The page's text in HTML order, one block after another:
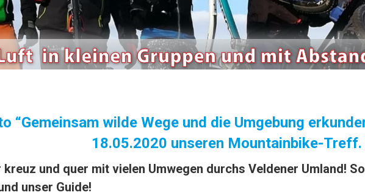
“Gemeinsam wilde Wege und die Umgebung
18.05.2020 unseren Mountainbike-Treff.
und quer mit vielen Umwegen durchs Veldener Umland!
unser Guide!